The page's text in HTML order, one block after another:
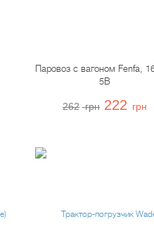
Паровоз с вагоном Fenfa,
5B
262 грн 222 грн